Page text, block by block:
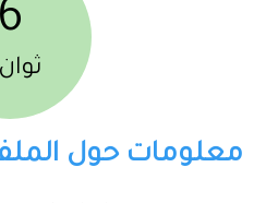
6
معلومات حول